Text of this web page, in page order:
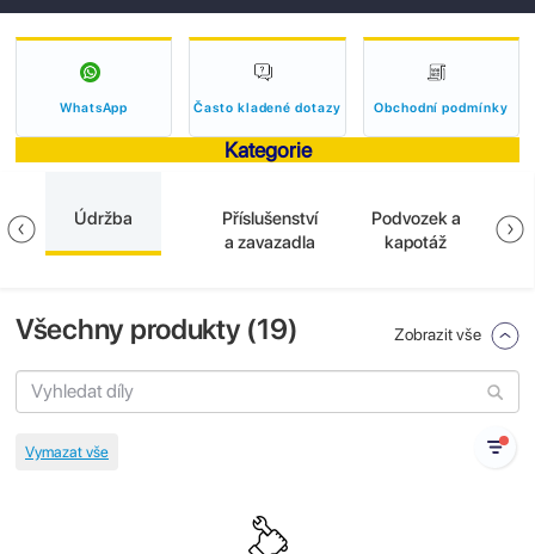
WhatsApp Často kladené dotazy Obchodní podmínky
Kategorie
Údržba
Příslušenství
a zavazadla
Podvozek a
kapotáž
Všechny produkty (19) Zobrazit vše